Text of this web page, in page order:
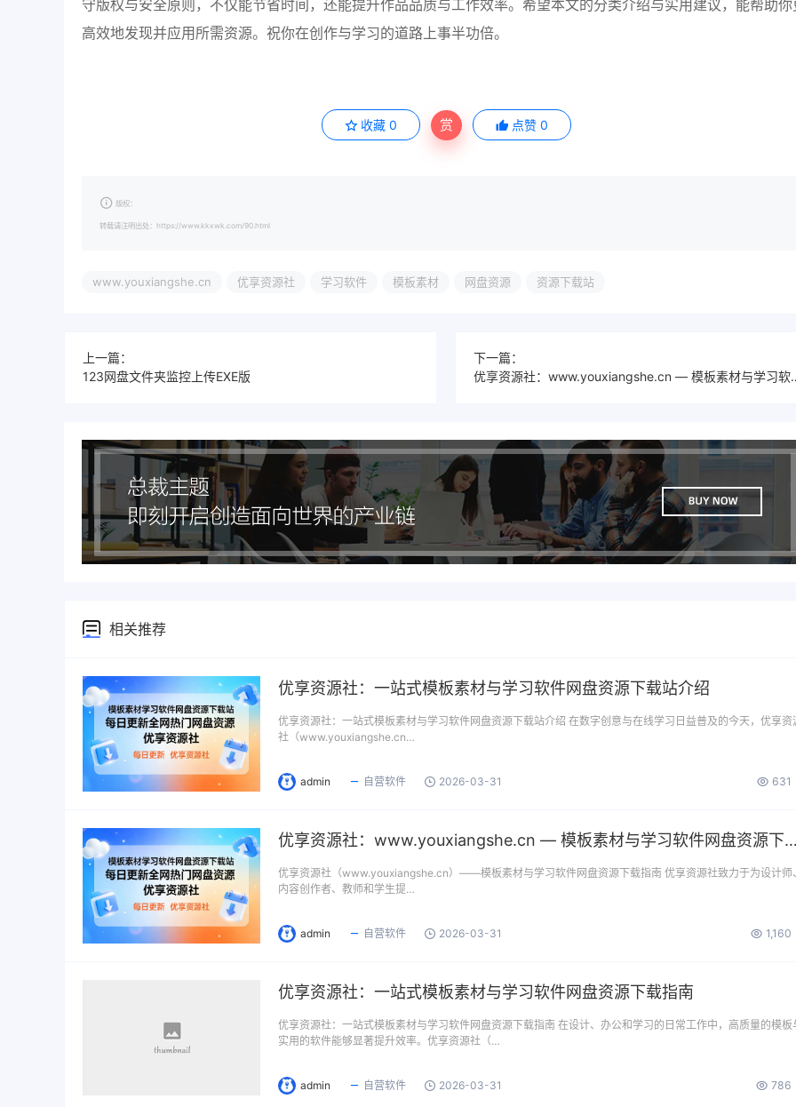
守版权与安全原则，不仅能节省时间，还能提升作品品质与工作效率。希望本文的分类介绍与实用建议，能帮助你
高效地发现并应用所需资源。祝你在创作与学习的道路上事半功倍。
收藏 0 赏 点赞 0
版权：
转载请注明出处：https://www.kkxwk.com/90.html
www.youxiangshe.cn 优享资源社 学习软件 模板素材 网盘资源 资源下载站
上一篇：
123网盘文件夹监控上传EXE版
下一篇：
优享资源社：
相关推荐
优享资源社：一站式模板素材与学习软件网盘资源下载站介绍
优享资源社：一站式模板素材与学习软件网盘资源下载站介绍 在数字创意与在线学习日益普及的今天，优享资
社（www.youxiangshe.cn…
admin 自营软件 2026-03-31 631
优享资源社：www.youxiangshe.cn — 模板素材
优享资源社（www.youxiangshe.cn）——模板素材与学习软件网盘资源下载指南 优享资源社致力于为设计师
内容创作者、教师和学生提…
admin 自营软件 2026-03-31 1,160
优享资源社：一站式模板素材与学习软件网盘资源下载指南
优享资源社：一站式模板素材与学习软件网盘资源下载指南 在设计、办公和学习的日常工作中，高质量的模板
实用的软件能够显著提升效率。优享资源社（…
admin 自营软件 2026-03-31 786